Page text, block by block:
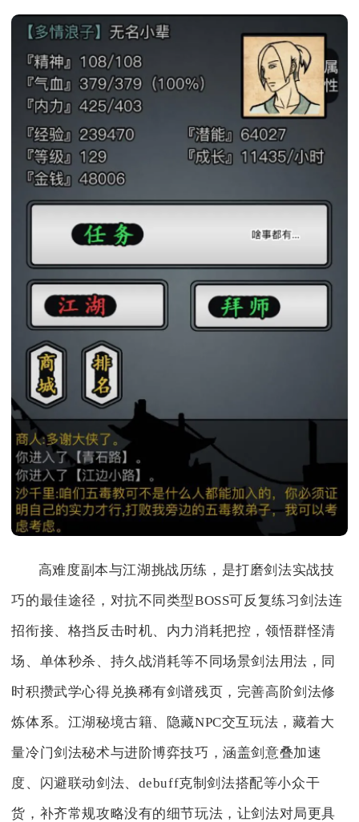
高难度副本与江湖挑战历练，是打磨剑法实战技
巧的最佳途径，对抗不同类型BOSS可反复练习剑法连
招衔接、格挡反击时机、内力消耗把控，领悟群怪清
场、单体秒杀、持久战消耗等不同场景剑法用法，同
时积攒武学心得兑换稀有剑谱残页，完善高阶剑法修
炼体系。江湖秘境古籍、隐藏NPC交互玩法，藏着大
量冷门剑法秘术与进阶博弈技巧，涵盖剑意叠加速
度、闪避联动剑法、debuff克制剑法搭配等小众干
货，补齐常规攻略没有的细节玩法，让剑法对局更具